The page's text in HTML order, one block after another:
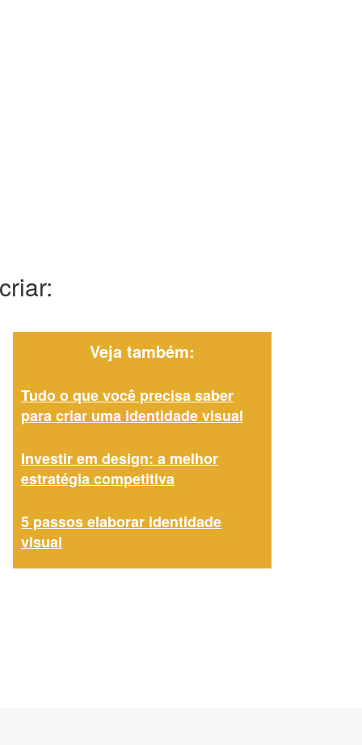
Veja também:
Tudo o que você precisa saber
para criar uma identidade visual
Investir em design: a melhor
estratégia competitiva
5 passos elaborar identidade
visual